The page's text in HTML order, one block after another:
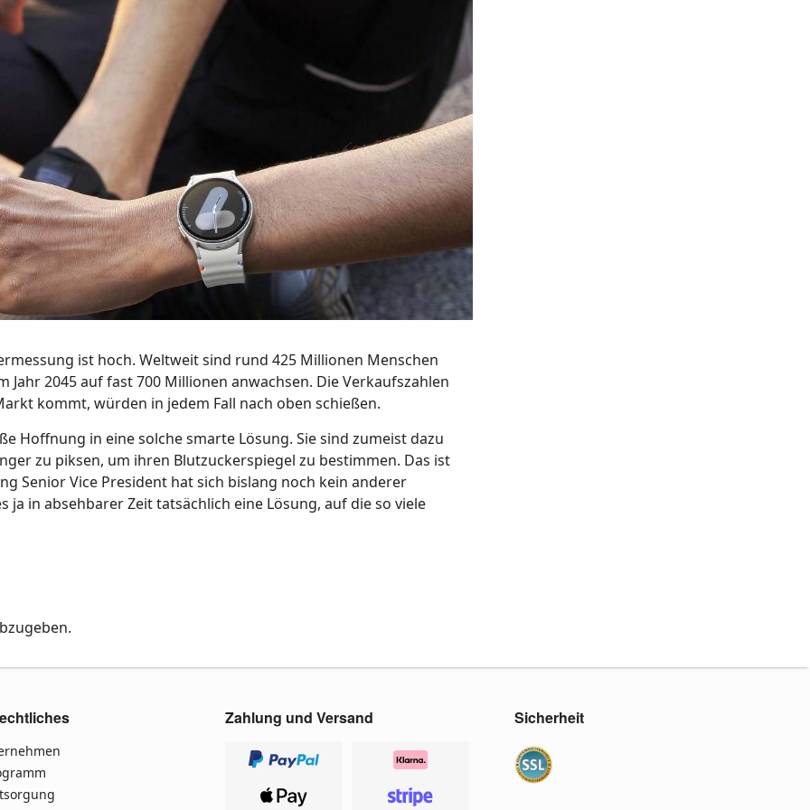
ist hoch. Weltweit sind rund 425 Millionen Menschen
2045 auf fast 700 Millionen anwachsen. Die Verkaufszahlen
kommt, würden in jedem Fall nach oben schießen.
Hoffnung in eine solche smarte Lösung. Sie sind zumeist dazu
zu piksen, um ihren Blutzuckerspiegel zu bestimmen. Das ist
Senior Vice President hat sich bislang noch kein anderer
in absehbarer Zeit tatsächlich eine Lösung, auf die so viele
Zahlung und Versand Sicherheit